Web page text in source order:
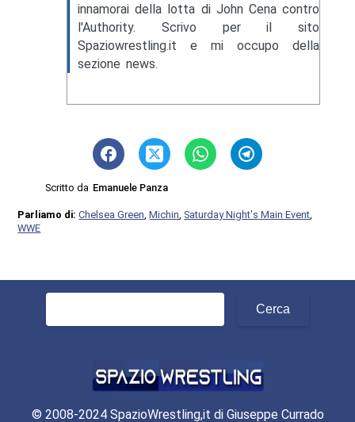
innamorai della lotta di John Cena contro
l'Authority. Scrivo per il sito
Spaziowrestling.it e mi occupo della
sezione news.
Scritto da Emanuele Panza
Parliamo di:Chelsea Green ,Michin ,Saturday Night's Main Event
WWE
© 2008-2024 SpazioWrestling,it di Giuseppe Currado